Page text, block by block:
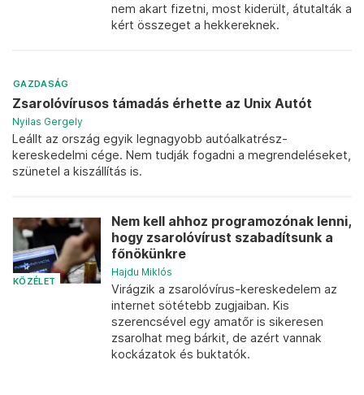
nem akart fizetni, most kiderült, átutalták a
kért összeget a hekkereknek.
GAZDASÁG
Zsarolóvírusos támadás érhette az Unix Autót
Nyilas Gergely
Leállt az ország egyik legnagyobb autóalkatrész-
kereskedelmi cége. Nem tudják fogadni a megrendeléseket,
szünetel a kiszállítás is.
KÖZÉLET
Nem kell ahhoz programozónak lenni,
hogy zsarolóvírust szabadítsunk a
főnökünkre
Hajdu Miklós
Virágzik a zsarolóvírus-kereskedelem az
internet sötétebb zugjaiban. Kis
szerencsével egy amatőr is sikeresen
zsarolhat meg bárkit, de azért vannak
kockázatok és buktatók.